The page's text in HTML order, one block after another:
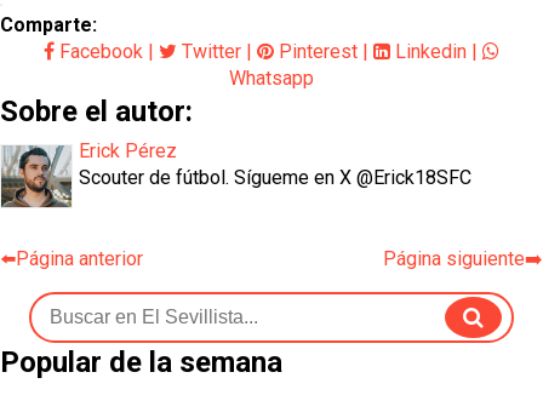
Comparte:
Facebook
Twitter Pinterest Linkedin
Whatsapp
Sobre el autor:
Erick Pérez
Scouter de fútbol. Sígueme en X @Erick18SFC
⬅️Página anterior Página siguiente➡️
Popular de la semana